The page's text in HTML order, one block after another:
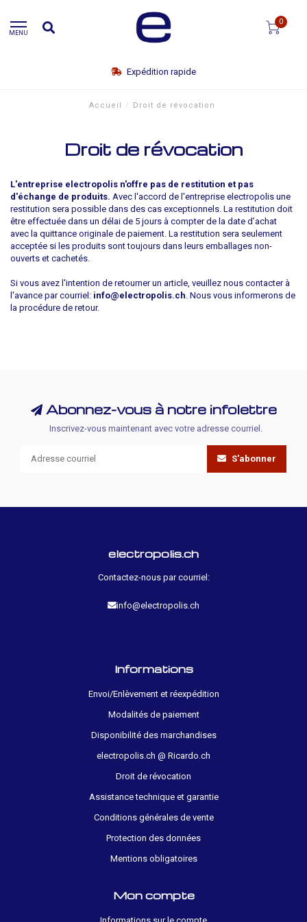
MENU
0
Expédition rapide
Accueil / Droit de révocation
Droit de révocation
L'entreprise electropolis n'offre pas de restitution et pas
d'échange de produits. Avec l'accord de l'entreprise electropolis une
restitution sera possible dans des cas exceptionnels. La restitution doit
être effectuée dans un délai de 5 jours à compter de la date d’achat
avec la quittance originale de paiement. La restitution sera seulement
acceptée si les produits sont toujours dans leurs emballages non-
ouverts et cachetés.
Si vous avez l'intention de retourner un article, veuillez nous contacter à
l'avance par courriel: info@electropolis.ch. Nous vous informerons de
la procédure de retour.
Abonnez-vous à notre infolettre
Inscrivez-vous maintenant avec votre adresse courriel.
S'abonner
electropolis.ch
Contactez-nous par courriel:
info@electropolis.ch
Informations
Envoi/Enlèvement et réexpédition
Modalités de paiement
Disponibilité des marchandises
electropolis.ch @ Ricardo.ch
Droit de révocation
Assistance technique et garantie
Conditions générales de vente
Protection des données
Mentions obligatoires
Mon compte